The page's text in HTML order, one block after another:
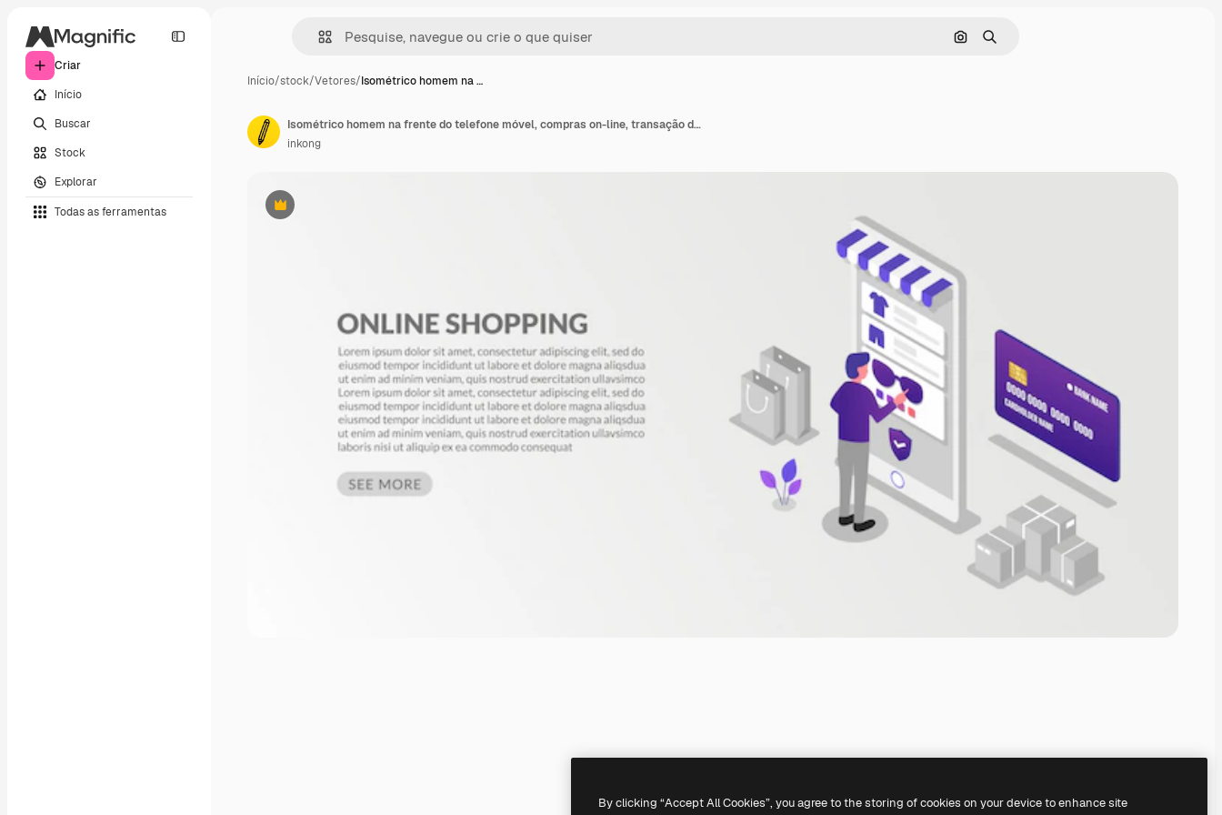
Criar
Início
Buscar
Stock
Explorar
Todas as ferramentas
Pesquisar por imagem
Buscar
Início/stock/Vetores/Isométrico homem na …
Premium
Isométrico homem na frente do telefone móvel, compras on-line, transação de pagamentos digitais de segurança
inkong
By clicking “Accept All Cookies”, you agree to the storing of cookies on your device to enhance site